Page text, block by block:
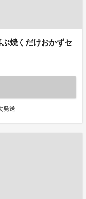
ぶ焼くだけおかずセ
発送